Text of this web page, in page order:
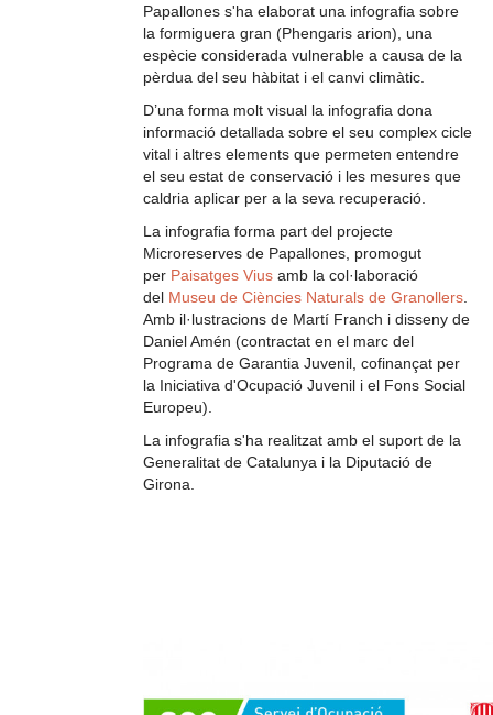
Papallones s'ha elaborat una infografia sobre
la formiguera gran (Phengaris arion), una
espècie considerada vulnerable a causa de la
pèrdua del seu hàbitat i el canvi climàtic.
D’una forma molt visual la infografia dona
informació detallada sobre el seu complex cicle
vital i altres elements que permeten entendre
el seu estat de conservació i les mesures que
caldria aplicar per a la seva recuperació.
La infografia forma part del projecte
Microreserves de Papallones, promogut
per Paisatges Vius amb la col·laboració
del Museu de Ciències Naturals de Granollers
Amb il·lustracions de Martí Franch i disseny de
Daniel Amén (contractat en el marc del
Programa de Garantia Juvenil, cofinançat per
la Iniciativa d'Ocupació Juvenil i el Fons Social
Europeu).
La infografia s'ha realitzat amb el suport de la
Generalitat de Catalunya i la Diputació de
Girona.